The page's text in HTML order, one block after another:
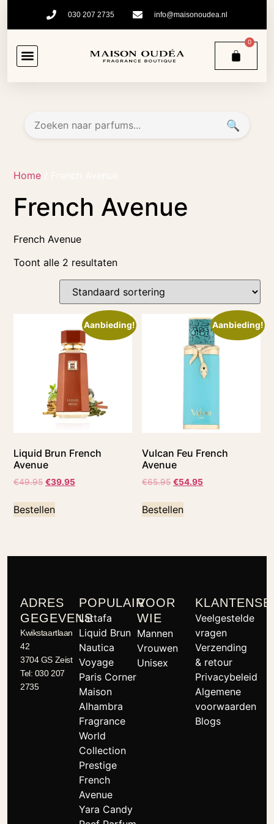
030 207 2735 info@maisonoudea.nl
0
🔍
Home
French Avenue
French Avenue
Toont alle 2 resultaten
Aanbieding!
Liquid Brun French
Avenue
€49.95 €39.95
Bestellen
Aanbieding!
Vulcan Feu French
Avenue
€65.95 €54.95
Bestellen
ADRES
GEGEVENS
Kwikstaartlaan
42
3704 GS Zeist
Tel: 030 207
2735
POPULAIR
Lattafa
Liquid Brun
Nautica
Voyage
Paris Corner
Maison
Alhambra
Fragrance
World
Collection
Prestige
French
Avenue
Yara Candy
VOOR
WIE
Mannen
Vrouwen
Unisex
Veelgestelde
vragen
Verzending
& retour
Privacybeleid
Algemene
voorwaarden
Blogs